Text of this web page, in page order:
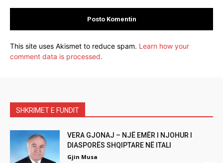
This site uses Akismet to reduce spam. Learn how your
comment data is processed.
SHKRIMET E FUNDIT
VERA GJONAJ – NJË EMËR I NJOHUR I
DIASPORËS SHQIPTARE NË ITALI
Gjin Musa